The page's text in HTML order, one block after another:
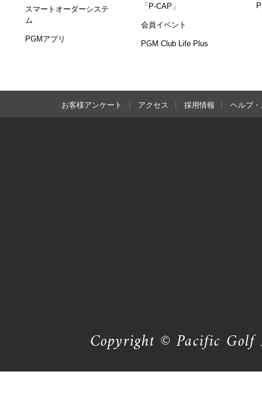
スマートオーダーシステ
ム
PGMアプリ
「P-CAP」
会員イベント
PGM Club Life Plus
お客様アンケート アクセス 採用情報 ヘルプ
Copyright © Pacific Golf